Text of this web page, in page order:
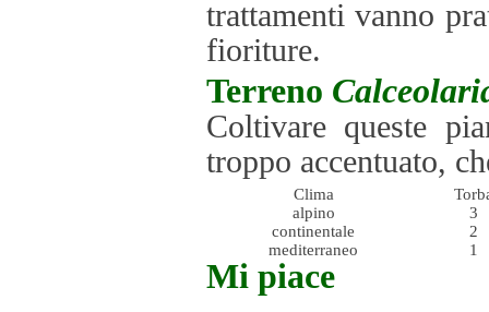
trattamenti vanno
fioriture.
Terreno
Coltivare queste
troppo accentuato,
Clima
alpino
3
continentale
2
mediterraneo
1
Mi piace